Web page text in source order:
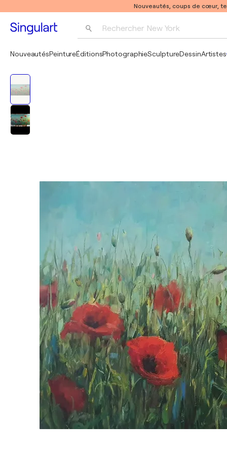
Nouveautés, coups de cœur,
Rechercher New York
NouveautésPeintureÉditionsPhotographieSculptureDessinArtistes